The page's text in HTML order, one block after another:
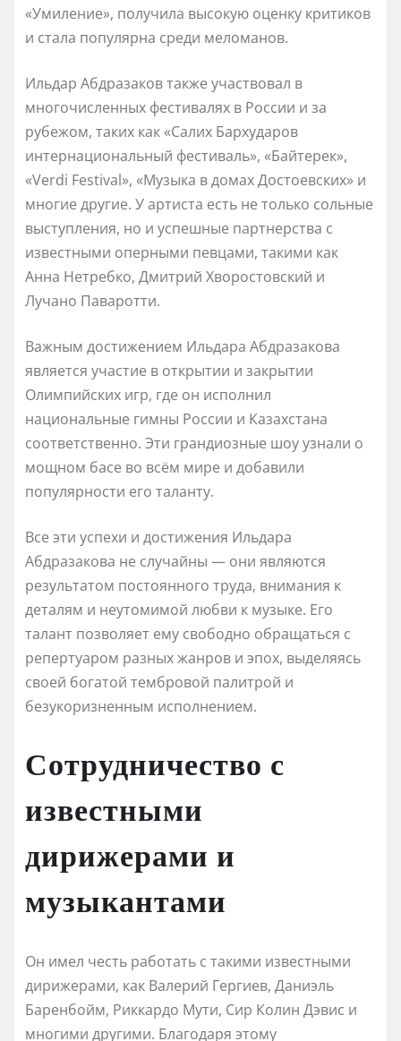
«Умиление», получила высокую оценку критиков
и стала популярна среди меломанов.
Ильдар Абдразаков также участвовал в
многочисленных фестивалях в России и за
рубежом, таких как «Салих Бархударов
интернациональный фестиваль», «Байтерек»,
«Verdi Festival», «Музыка в домах Достоевских» и
многие другие. У артиста есть не только сольные
выступления, но и успешные партнерства с
известными оперными певцами, такими как
Анна Нетребко, Дмитрий Хворостовский и
Лучано Паваротти.
Важным достижением Ильдара Абдразакова
является участие в открытии и закрытии
Олимпийских игр, где он исполнил
национальные гимны России и Казахстана
соответственно. Эти грандиозные шоу узнали о
мощном басе во всём мире и добавили
популярности его таланту.
Все эти успехи и достижения Ильдара
Абдразакова не случайны — они являются
результатом постоянного труда, внимания к
деталям и неутомимой любви к музыке. Его
талант позволяет ему свободно обращаться с
репертуаром разных жанров и эпох, выделяясь
своей богатой тембровой палитрой и
безукоризненным исполнением.
Сотрудничество с
известными
дирижерами и
музыкантами
Он имел честь работать с такими известными
дирижерами, как Валерий Гергиев, Даниэль
Баренбойм, Риккардо Мути, Сир Колин Дэвис и
многими другими. Благодаря этому